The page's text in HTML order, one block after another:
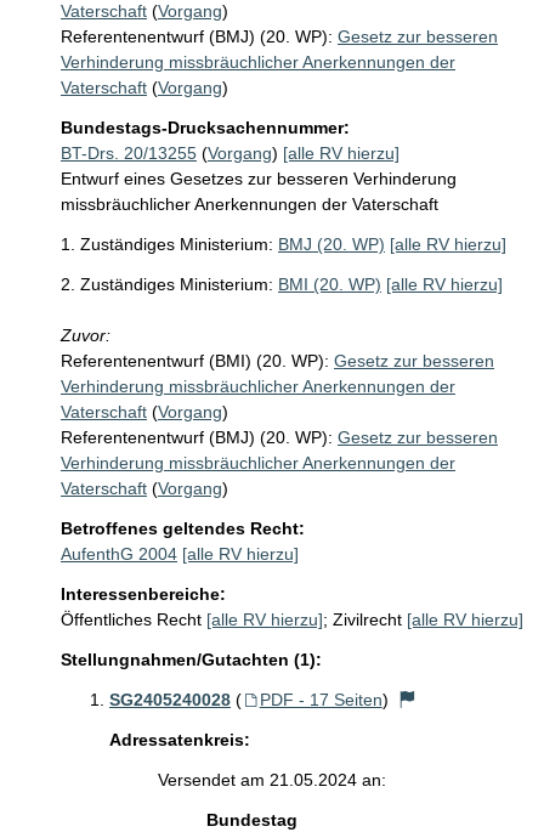
Vaterschaft (Vorgang)
Referentenentwurf (BMJ) (20. WP): Gesetz zur besseren
Verhinderung missbräuchlicher Anerkennungen der
Vaterschaft (Vorgang)
Bundestags-Drucksachennummer:
BT-Drs. 20/13255 (Vorgang) [alle RV hierzu]
Entwurf eines Gesetzes zur besseren Verhinderung
missbräuchlicher Anerkennungen der Vaterschaft
1. Zuständiges Ministerium: BMJ (20. WP) [alle RV hierzu]
2. Zuständiges Ministerium: BMI (20. WP) [alle RV hierzu]
Zuvor:
Referentenentwurf (BMI) (20. WP): Gesetz zur besseren
Verhinderung missbräuchlicher Anerkennungen der
Vaterschaft (Vorgang)
Referentenentwurf (BMJ) (20. WP): Gesetz zur besseren
Verhinderung missbräuchlicher Anerkennungen der
Vaterschaft (Vorgang)
Betroffenes geltendes Recht:
AufenthG 2004 [alle RV hierzu]
Interessenbereiche:
Öffentliches Recht [alle RV hierzu]; Zivilrecht [alle RV hierzu]
Stellungnahmen/Gutachten (1):
SG2405240028 ( PDF - 17 Seiten)
Adressatenkreis:
Versendet am 21.05.2024 an:
Bundestag